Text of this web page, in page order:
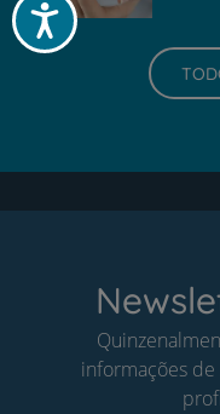
Acessibilidade
informações de